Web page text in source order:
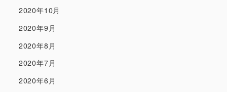
2020年10月
2020年9月
2020年8月
2020年7月
2020年6月